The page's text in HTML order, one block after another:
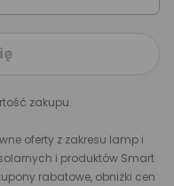
zakupu.
oferty z zakresu lamp i
i produktów Smart
rabatowe, obniżki cen